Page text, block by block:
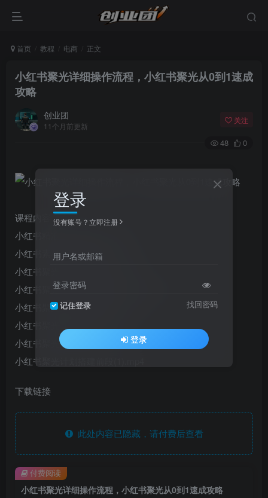
首页 教程 电商 正文
小红书聚光详细操作流程，小红书聚光从0到1速成
攻略
创业团
11个月前更新
关注
48 0
课程内容：
小红书精准计划投放(1).mp4
小红书素材如何去选择(1).mp4
小红书聚光平台后台科普(1).mp4
小红书聚光平台泛流量计划(1)(1).mp4
小红书聚光投放同行素材(1).mp4
小红书聚光投放定位(1).mp4
小红书聚光投放开户(1).mp4
小红书聚光计划搭建前段(1).mp4
下载链接
此处内容已隐藏，请付费后查看
小红书聚光详细操作流程，小红书聚光从0到1速成攻略
付费阅读
登录
没有账号？立即注册
用户名或邮箱
登录密码
记住登录 找回密码
登录